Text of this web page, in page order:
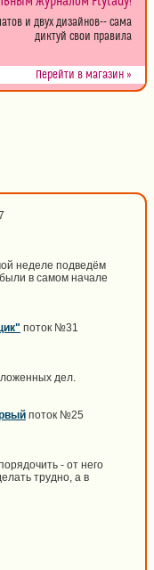
и двух дизайнов-- сама
диктуй свои правила
Перейти в магазин »
неделе подведём
в самом начале
поток №31
дел.
поток №25
- от него
трудно, а в